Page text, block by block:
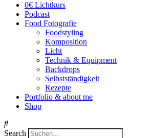
0€ Lichtkurs
Podcast
Food Fotografie
Foodstyling
Komposition
Licht
Technik & Equipment
Backdrops
Selbstständigkeit
Rezepte
Portfolio & about me
Shop
Search